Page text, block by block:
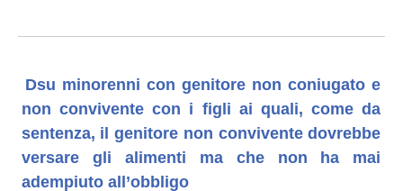
Dsu minorenni con genitore non coniugato e
non convivente con i figli ai quali, come da
sentenza, il genitore non convivente dovrebbe
versare gli alimenti ma che non ha mai
adempiuto all’obbligo